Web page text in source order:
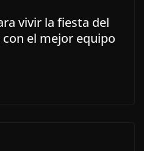
vivir la fiesta del
el mejor equipo